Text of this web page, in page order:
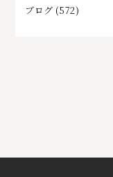
ブログ (572)